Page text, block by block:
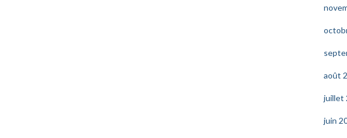
août
juillet
juin